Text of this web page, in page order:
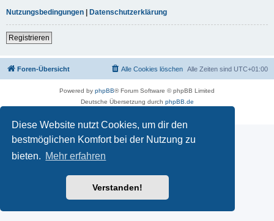
Diese Website nutzt Cookies, um dir den
bestmöglichen Komfort bei der Nutzung zu
bieten. Mehr erfahren
Verstanden!
Nutzungsbedingungen | Datenschutzerklärung
Registrieren
Foren-Übersicht Alle Zeiten sind UTC+01:00
Alle Cookies löschen
Powered by phpBB® Forum Software © phpBB Limited
Deutsche Übersetzung durch phpBB.de